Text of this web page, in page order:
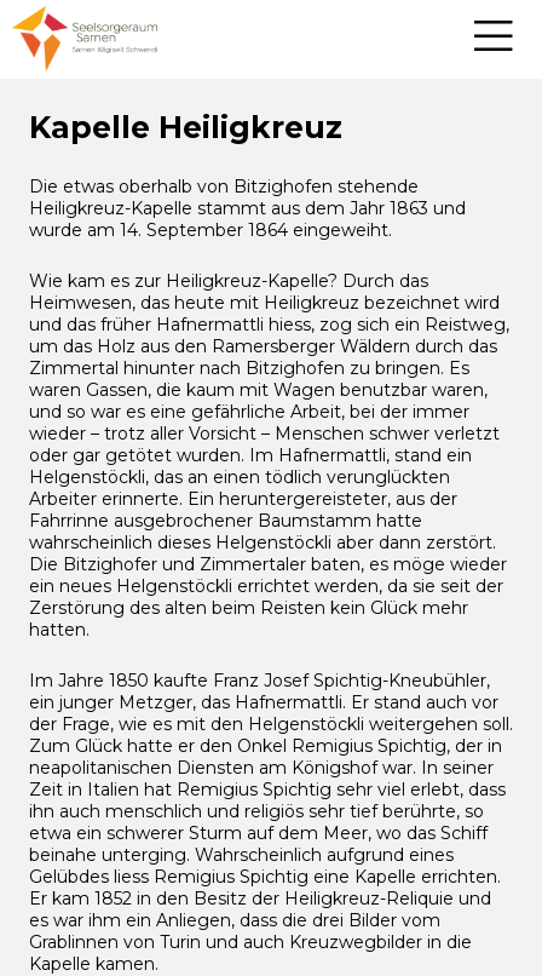
Kapelle Heiligkreuz
Die etwas oberhalb von Bitzighofen stehende
Heiligkreuz-Kapelle stammt aus dem Jahr 1863 und
wurde am 14. September 1864 eingeweiht.
Wie kam es zur Heiligkreuz-Kapelle? Durch das
Heimwesen, das heute mit Heiligkreuz bezeichnet wird
und das früher Hafnermattli hiess, zog sich ein Reistweg,
um das Holz aus den Ramersberger Wäldern durch das
Zimmertal hinunter nach Bitzighofen zu bringen. Es
waren Gassen, die kaum mit Wagen benutzbar waren,
und so war es eine gefährliche Arbeit, bei der immer
wieder – trotz aller Vorsicht – Menschen schwer verletzt
oder gar getötet wurden. Im Hafnermattli, stand ein
Helgen­stöckli, das an einen tödlich verunglückten
Arbeiter erinnerte. Ein heruntergereisteter, aus der
Fahrrin­ne ausgebrochener Baumstamm hatte
wahrscheinlich dieses Helgenstöckli aber dann zer­stört.
Die Bitzighofer und Zimmertaler baten, es möge wieder
ein neues Helgenstöckli errichtet werden, da sie seit der
Zerstö­rung des alten beim Reis­ten kein Glück mehr
hatten.
Im Jahre 1850 kaufte Franz Josef Spichtig-Kneubühler,
ein junger Metzger, das Hafnermattli. Er stand auch vor
der Frage, wie es mit den Helgenstöckli weitergehen soll.
Zum Glück hatte er den Onkel Remigius Spichtig, der in
neapolitanischen Diensten am Königshof war. In seiner
Zeit in Italien hat Remigius Spichtig sehr viel erlebt, dass
ihn auch menschlich und religiös sehr tief berührte, so
etwa ein schwerer Sturm auf dem Meer, wo das Schiff
beinahe unterging. Wahrscheinlich aufgrund eines
Gelübdes liess Remigius Spichtig eine Kapelle errichten.
Er kam 1852 in den Besitz der Heiligkreuz-Reliquie und
es war ihm ein Anlie­gen, dass die drei Bilder vom
Grablinnen von Turin und auch Kreuzwegbil­der in die
Kapelle kamen.